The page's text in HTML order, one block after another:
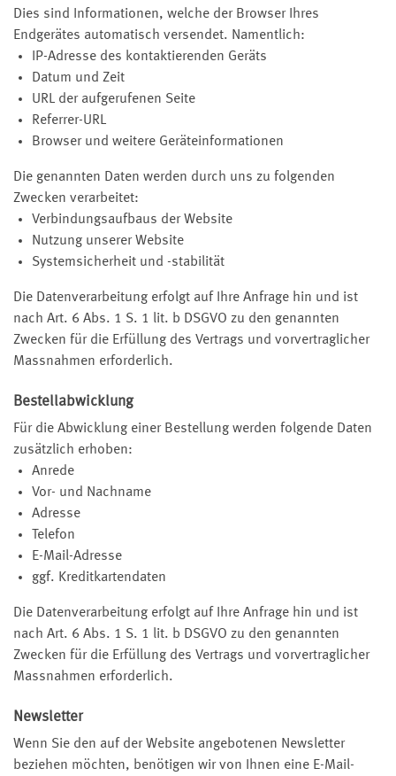
Dies sind Informationen, welche der Browser Ihres
Endgerätes automatisch versendet. Namentlich:
IP-Adresse des kontaktierenden Geräts
Datum und Zeit
URL der aufgerufenen Seite
Referrer-URL
Browser und weitere Geräteinformationen
Die genannten Daten werden durch uns zu folgenden
Zwecken verarbeitet:
Verbindungsaufbaus der Website
Nutzung unserer Website
Systemsicherheit und -stabilität
Die Datenverarbeitung erfolgt auf Ihre Anfrage hin und ist
nach Art. 6 Abs. 1 S. 1 lit. b DSGVO zu den genannten
Zwecken für die Erfüllung des Vertrags und vorvertraglicher
Massnahmen erforderlich.
Bestellabwicklung
Für die Abwicklung einer Bestellung werden folgende Daten
zusätzlich erhoben:
Anrede
Vor- und Nachname
Adresse
Telefon
E-Mail-Adresse
ggf. Kreditkartendaten
Die Datenverarbeitung erfolgt auf Ihre Anfrage hin und ist
nach Art. 6 Abs. 1 S. 1 lit. b DSGVO zu den genannten
Zwecken für die Erfüllung des Vertrags und vorvertraglicher
Massnahmen erforderlich.
Newsletter
Wenn Sie den auf der Website angebotenen Newsletter
beziehen möchten, benötigen wir von Ihnen eine E-Mail-